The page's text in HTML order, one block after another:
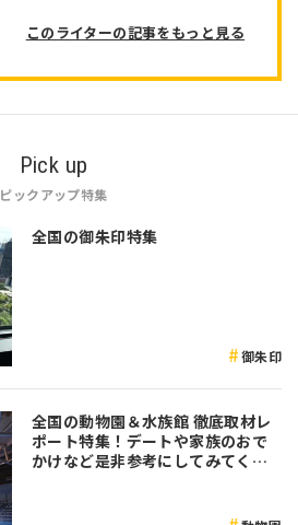
このライターの記事をもっと見る
Pick up
ピックアップ特集
全国の御朱印特集
御朱印
全国の動物園＆水族館 徹底取材レ
ポート特集！デートや家族のおで
かけなど是非参考にしてみてくだ